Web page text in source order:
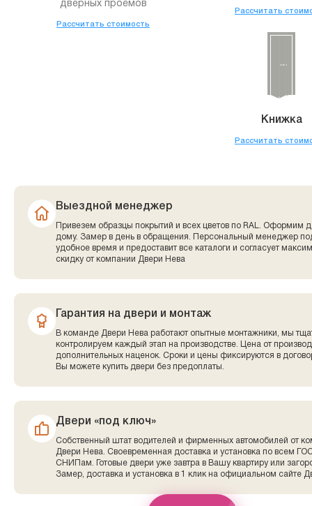
дверных проемов
Рассчитать стоимость
Рассчитать
Книжка
Рассчитать
Выездной менеджер
Привезем образцы покрытий и всех цветов по RAL. Оформим
дому. Замер в день в обращения. Персональный менеджер
удобное время и предоставит все каталоги и согласует
скидку от компании Двери Нева
Гарантия на двери и монтаж
В команде Двери Нева работают опытные монтажники, мы
контролируем каждый этап на производстве. Цена от
дополнительных наценок. Сроки и цены фиксируются в
Вы можете купить двери без предоплаты.
Двери «под ключ»
Собственный штат водителей и фирменных автомобилей от
Двери Нева. Своевременная доставка и установка по всем
СНИПам. Готовые двери уже завтра в Вашу квартиру или
Замер, доставка и установка в 1 клик на официальном сайте